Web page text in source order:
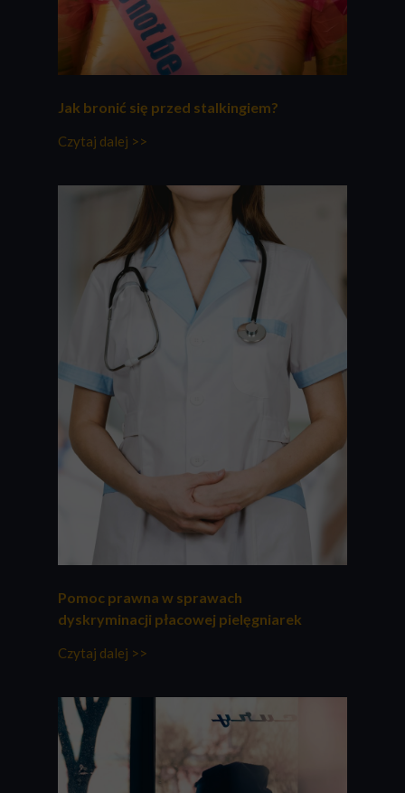
Jak bronić się przed stalkingiem?
Czytaj dalej >>
Pomoc prawna w sprawach
dyskryminacji płacowej pielęgniarek
Czytaj dalej >>